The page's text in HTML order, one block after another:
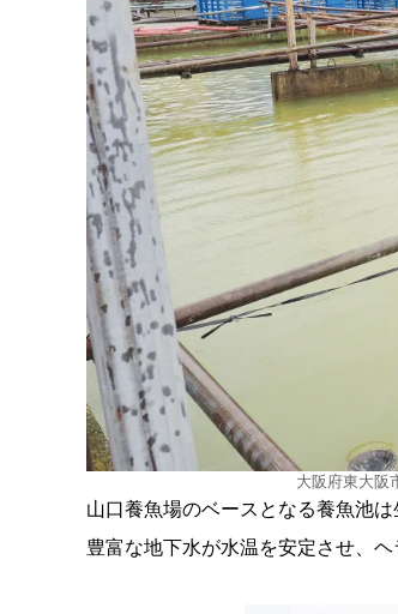
大阪府東大阪
山口養魚場のベースとなる養魚池
豊富な地下水が水温を安定させ、